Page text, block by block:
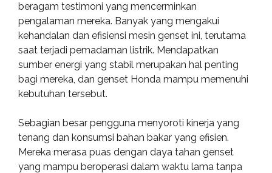
beragam testimoni yang mencerminkan
pengalaman mereka. Banyak yang mengakui
kehandalan dan efisiensi mesin genset ini, terutama
saat terjadi pemadaman listrik. Mendapatkan
sumber energi yang stabil merupakan hal penting
bagi mereka, dan genset Honda mampu memenuhi
kebutuhan tersebut.
Sebagian besar pengguna menyoroti kinerja yang
tenang dan konsumsi bahan bakar yang efisien.
Mereka merasa puas dengan daya tahan genset
yang mampu beroperasi dalam waktu lama tanpa